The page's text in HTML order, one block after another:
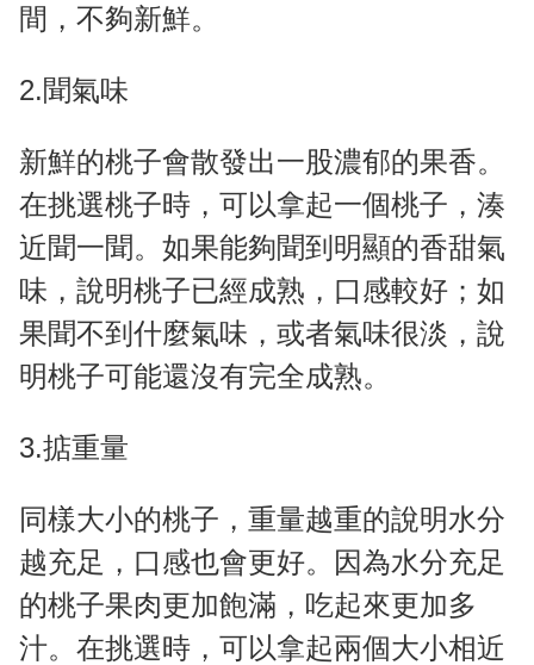
間，不夠新鮮。
2.聞氣味
新鮮的桃子會散發出一股濃郁的果香。
在挑選桃子時，可以拿起一個桃子，湊
近聞一聞。如果能夠聞到明顯的香甜氣
味，說明桃子已經成熟，口感較好；如
果聞不到什麼氣味，或者氣味很淡，說
明桃子可能還沒有完全成熟。
3.掂重量
同樣大小的桃子，重量越重的說明水分
越充足，口感也會更好。因為水分充足
的桃子果肉更加飽滿，吃起來更加多
汁。在挑選時，可以拿起兩個大小相近